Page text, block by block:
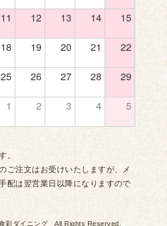
11 12 13 14 15
18 19 20 21 22
25 26 27 28 29
1 2 3 4 5
。
ご注文はお受けいたしますが、メ
配は翌営業日以降になりますので
ダイニング All Rights Reserved.